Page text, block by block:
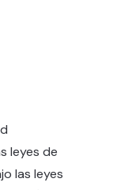
leyes de
las leyes